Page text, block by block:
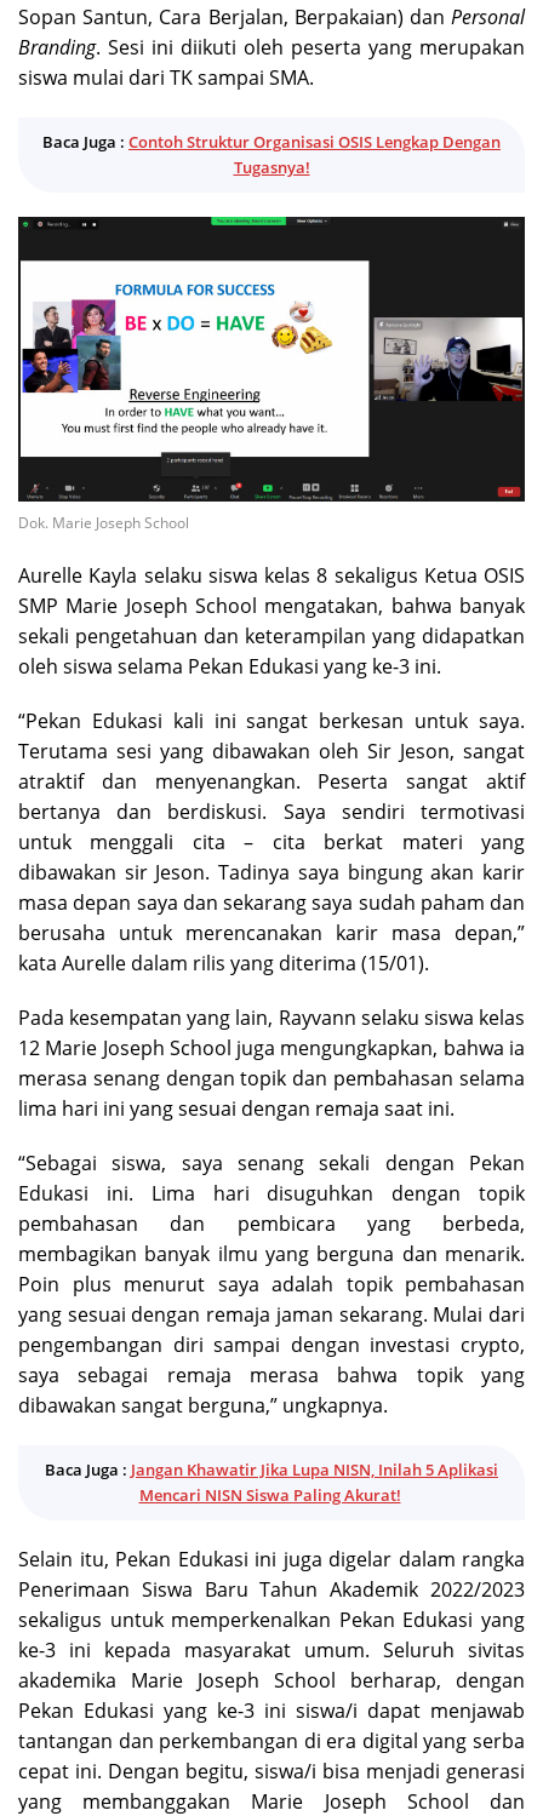
Sopan Santun, Cara Berjalan, Berpakaian) dan Personal
Branding. Sesi ini diikuti oleh peserta yang merupakan
siswa mulai dari TK sampai SMA.
Baca Juga : Contoh Struktur Organisasi OSIS Lengkap Dengan
Tugasnya!
Dok. Marie Joseph School
Aurelle Kayla selaku siswa kelas 8 sekaligus Ketua OSIS
SMP Marie Joseph School mengatakan, bahwa banyak
sekali pengetahuan dan keterampilan yang didapatkan
oleh siswa selama Pekan Edukasi yang ke-3 ini.
“Pekan Edukasi kali ini sangat berkesan untuk saya.
Terutama sesi yang dibawakan oleh Sir Jeson, sangat
atraktif dan menyenangkan. Peserta sangat aktif
bertanya dan berdiskusi. Saya sendiri termotivasi
untuk menggali cita – cita berkat materi yang
dibawakan sir Jeson. Tadinya saya bingung akan karir
masa depan saya dan sekarang saya sudah paham dan
berusaha untuk merencanakan karir masa depan,”
kata Aurelle dalam rilis yang diterima (15/01).
Pada kesempatan yang lain, Rayvann selaku siswa kelas
12 Marie Joseph School juga mengungkapkan, bahwa ia
merasa senang dengan topik dan pembahasan selama
lima hari ini yang sesuai dengan remaja saat ini.
“Sebagai siswa, saya senang sekali dengan Pekan
Edukasi ini. Lima hari disuguhkan dengan topik
pembahasan dan pembicara yang berbeda,
membagikan banyak ilmu yang berguna dan menarik.
Poin plus menurut saya adalah topik pembahasan
yang sesuai dengan remaja jaman sekarang. Mulai dari
pengembangan diri sampai dengan investasi crypto,
saya sebagai remaja merasa bahwa topik yang
dibawakan sangat berguna,” ungkapnya.
Baca Juga : Jangan Khawatir Jika Lupa NISN, Inilah 5 Aplikasi
Mencari NISN Siswa Paling Akurat!
Selain itu, Pekan Edukasi ini juga digelar dalam rangka
Penerimaan Siswa Baru Tahun Akademik 2022/2023
sekaligus untuk memperkenalkan Pekan Edukasi yang
ke-3 ini kepada masyarakat umum. Seluruh sivitas
akademika Marie Joseph School berharap, dengan
Pekan Edukasi yang ke-3 ini siswa/i dapat menjawab
tantangan dan perkembangan di era digital yang serba
cepat ini. Dengan begitu, siswa/i bisa menjadi generasi
yang membanggakan Marie Joseph School dan